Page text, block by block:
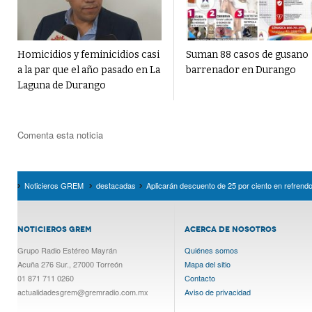
Homicidios y feminicidios casi
a la par que el año pasado en La
Laguna de Durango
Suman 88 casos de gusano
barrenador en Durango
Comenta esta noticia
Noticieros GREM destacadas Aplicarán descuento de 25 por ciento en
NOTICIEROS GREM
Grupo Radio Estéreo Mayrán
Acuña 276 Sur., 27000 Torreón
01 871 711 0260
actualidadesgrem@gremradio.com.mx
ACERCA DE NOSOTROS
Quiénes somos
Mapa del sitio
Contacto
Aviso de privacidad